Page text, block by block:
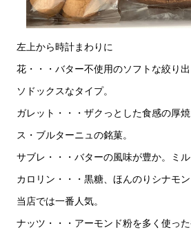
左上から時計まわりに
花・・・バター不使用のソフトな絞り
ソドックスなタイプ。
ガレット・・・ザクっとした食感の厚
ス・ブルターニュの銘菓。
サブレ・・・バターの風味が豊か。ミル
カロリン・・・黒糖、ほんのりシナモン
当店では一番人気。
ナッツ・・・アーモンド粉を多く使っ